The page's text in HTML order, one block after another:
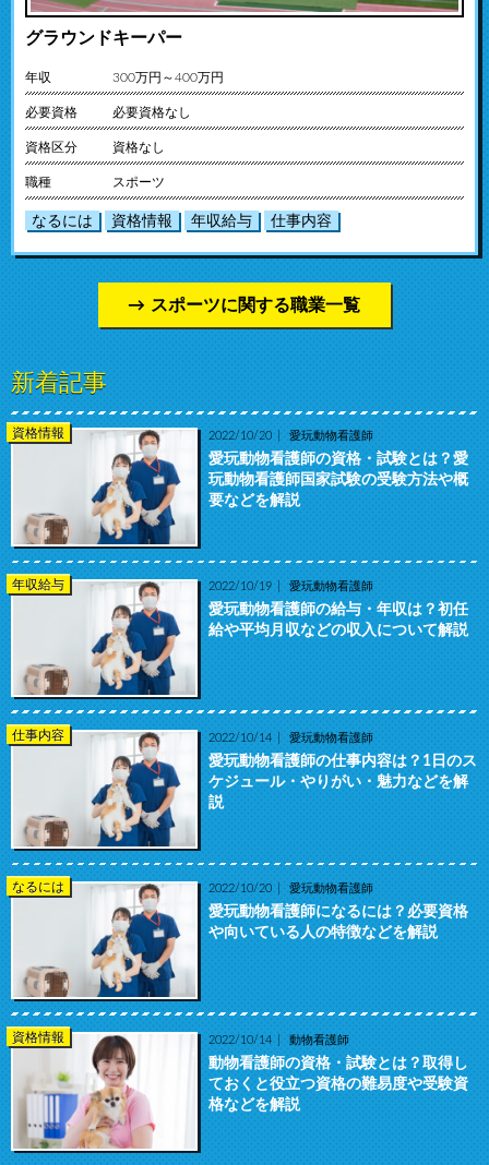
グラウンドキーパー
年収 300万円～400万円
必要資格 必要資格なし
資格区分 資格なし
職種 スポーツ
なるには 資格情報 年収給与 仕事内容
スポーツに関する職業一覧
新着記事
資格情報 2022/10/20 愛玩動物看護師
愛玩動物看護師の資格・試験とは？愛
玩動物看護師国家試験の受験方法や概
要などを解説
年収給与 2022/10/19 愛玩動物看護師
愛玩動物看護師の給与・年収は？初任
給や平均月収などの収入について解説
仕事内容 2022/10/14 愛玩動物看護師
愛玩動物看護師の仕事内容は？1日のス
ケジュール・やりがい・魅力などを解
説
なるには 2022/10/20 愛玩動物看護師
愛玩動物看護師になるには？必要資格
や向いている人の特徴などを解説
資格情報 2022/10/14 動物看護師
動物看護師の資格・試験とは？取得し
ておくと役立つ資格の難易度や受験資
格などを解説